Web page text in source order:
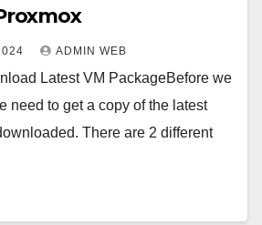
ADMIN WEB
Latest VM PackageBefore we
need to get a copy of the latest
There are 2 different